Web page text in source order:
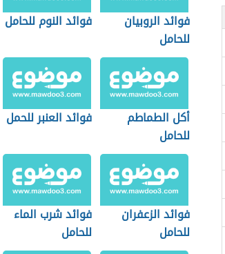
فوائد الروبيان
للحامل
فوائد النوم للحامل
أكل الطماطم
للحامل
فوائد العنبر للحمل
فوائد الزعفران
للحامل
فوائد شرب الماء
للحامل